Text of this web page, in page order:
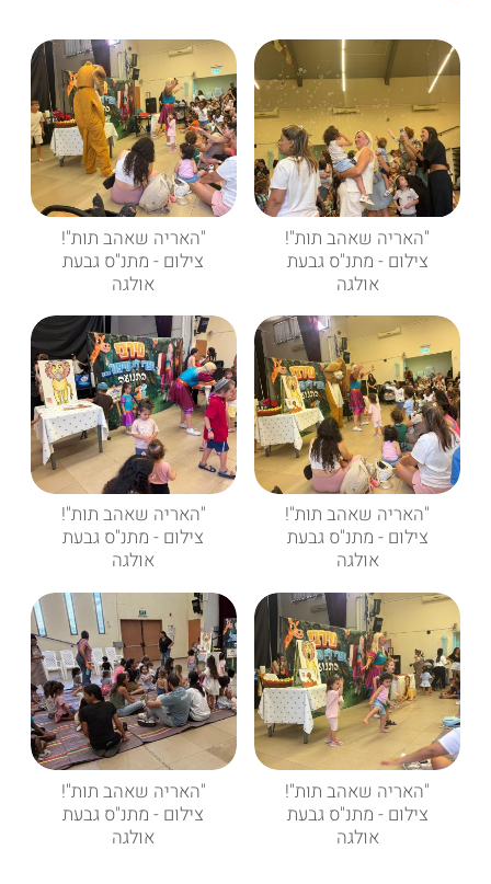
"האריה שאהב תות"!
צילום - מתנ"ס גבעת
אולגה
"האריה שאהב תות"!
צילום - מתנ"ס גבעת
אולגה
"האריה שאהב תות"!
צילום - מתנ"ס גבעת
אולגה
"האריה שאהב תות"!
צילום - מתנ"ס גבעת
אולגה
"האריה שאהב תות"!
צילום - מתנ"ס גבעת
אולגה
"האריה שאהב תות"!
צילום - מתנ"ס גבעת
אולגה